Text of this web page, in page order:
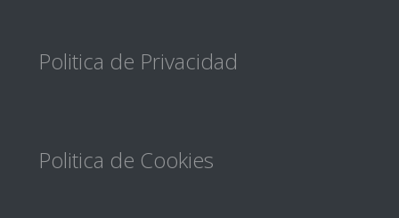
Politica de Privacidad
Politica de Cookies